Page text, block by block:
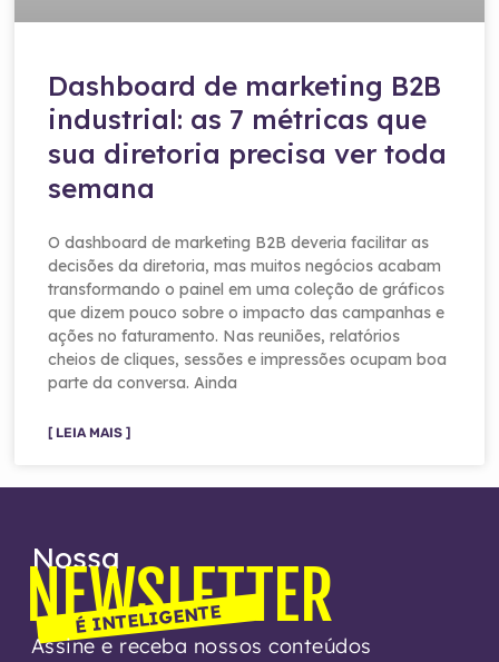
Dashboard de marketing B2B
industrial: as 7 métricas que
sua diretoria precisa ver toda
semana
O dashboard de marketing B2B deveria facilitar as
decisões da diretoria, mas muitos negócios acabam
transformando o painel em uma coleção de gráficos
que dizem pouco sobre o impacto das campanhas e
ações no faturamento. Nas reuniões, relatórios
cheios de cliques, sessões e impressões ocupam boa
parte da conversa. Ainda
[ LEIA MAIS ]
Nossa
NEWSLETTER
É INTELIGENTE
Assine e receba nossos conteúdos